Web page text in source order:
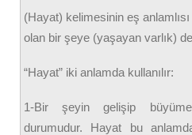
(Hayat) kelimesinin eş
olan bir şeye (yaşayan varlık)
“Hayat” iki anlamda kullanılır:
1-Bir şeyin gelişip
durumudur. Hayat bu